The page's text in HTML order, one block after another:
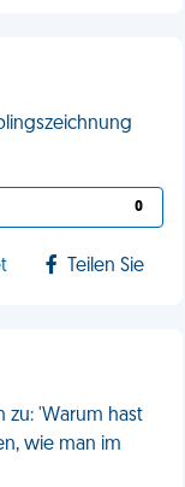
0
Teilen Sie
zu: 'Warum hast
wie man im